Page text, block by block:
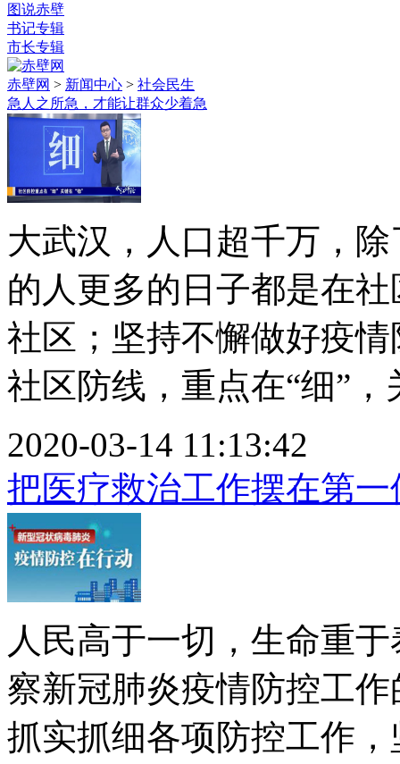
图说赤壁
书记专辑
市长专辑
赤壁网 > 新闻中心 > 社会民生
急人之所急，才能让群众少着急
大武汉，人口超千万，
的人更多的日子都是在
社区；坚持不懈做好疫
社区防线，重点在“细”，
2020-03-14 11:13:42
把医疗救治工作摆在第一
人民高于一切，生命重
察新冠肺炎疫情防控工
抓实抓细各项防控工作